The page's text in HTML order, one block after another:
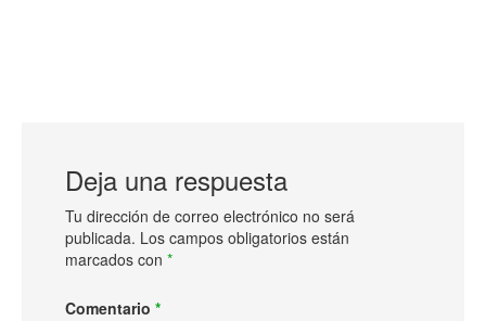
Deja una respuesta
Tu dirección de correo electrónico no será
publicada. Los campos obligatorios están
marcados con *
Comentario *